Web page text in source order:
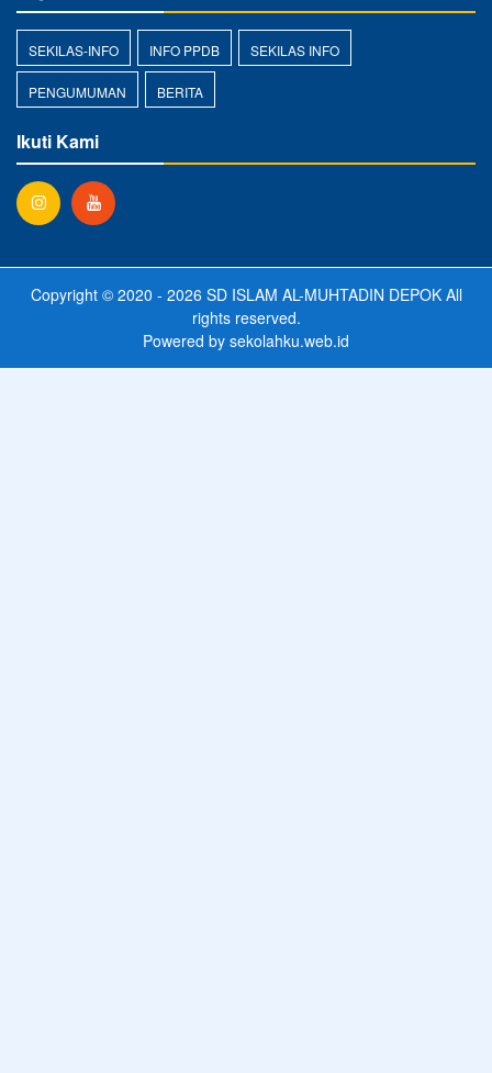
SEKILAS-INFO INFO PPDB SEKILAS INFO
PENGUMUMAN BERITA
Ikuti Kami
Copyright © 2020 - 2026 SD ISLAM AL-MUHTADIN DEPOKAll
rights reserved.
Powered by sekolahku.web.id